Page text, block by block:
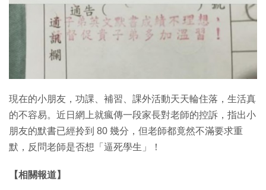
Enterprise Digital Transformation
現在的小朋友，功課、補習、課外活動天天輪住落，生活真
的不容易。近日網上就瘋傳一段家長對老師的控訴，指出小
朋友的默書已經拎到 80 幾分，但老師都竟然不滿要求重
默，反問老師是否想「逼死學生」！
【相關報道】